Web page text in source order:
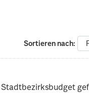
Sortieren nach